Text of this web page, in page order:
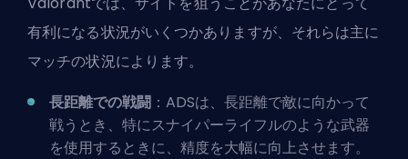
有利になる状況がいくつかありますが、それらは主に
マッチの状況によります。
長距離での戦闘 ：ADSは、長距離で敵に向かって
戦うとき、特にスナイパーライフルのような武器
を使用するときに、精度を大幅に向上させます。